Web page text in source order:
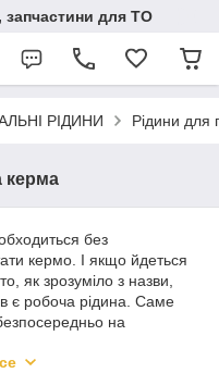
запчастини для ТО
РІДИНИ Рідини для
керма
без
кермо. І якщо йдеться
як зрозуміло з назви,
є робоча рідина. Саме
на
деталей